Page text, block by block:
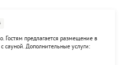
Гостям предлагается размещение в
сауной. Дополнительные услуги:
банкетов.